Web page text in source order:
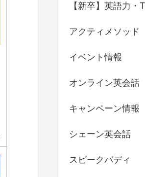
【新卒】英語力・
アクティメソッド
イベント情報
オンライン英会話
キャンペーン情報
シェーン英会話
スピークバディ